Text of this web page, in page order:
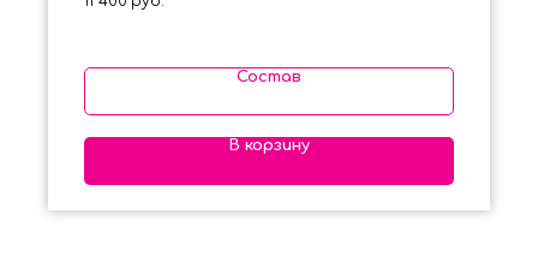
Состав
В корзину